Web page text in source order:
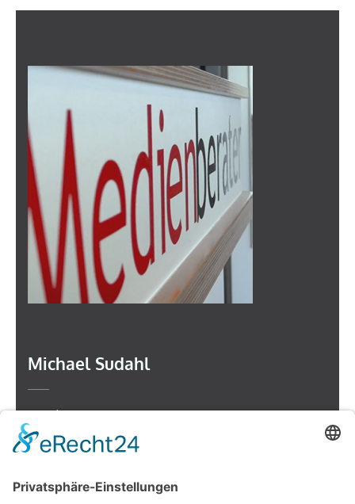
Michael Sudahl
Beethovenstr. 4
73614 Schorndorf
Telefon: 07181 477 9998